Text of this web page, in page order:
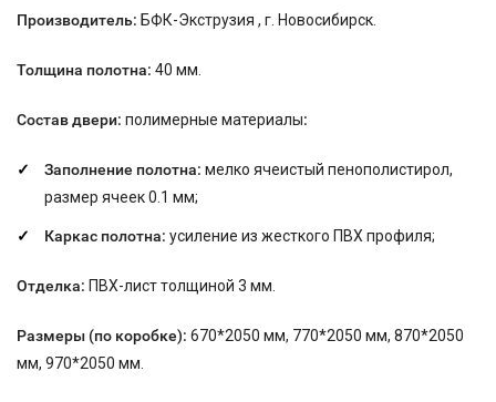
Производитель: БФК-Экструзия , г. Новосибирск.
Толщина полотна: 40 мм.
Состав двери: полимерные материалы:
Заполнение полотна: мелко ячеистый пенополистирол,
размер ячеек 0.1 мм;
Каркас полотна: усиление из жесткого ПВХ профиля;
Отделка: ПВХ-лист толщиной 3 мм.
Размеры (по коробке): 670*2050 мм, 770*2050 мм, 870*2050
мм, 970*2050 мм.